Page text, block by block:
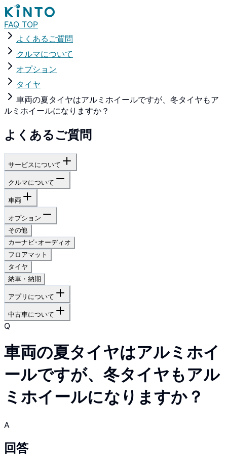
FAQ TOP
よくあるご質問
クルマについて
オプション
タイヤ
車両の夏タイヤはアルミホイールですが、冬タイヤもア
ルミホイールになりますか？
よくあるご質問
サービスについて
クルマについて
車両
オプション
その他
カーナビ･オーディオ
フロアマット
タイヤ
納車・納期
アプリについて
中古車について
Q
車両の夏タイヤはアルミホイ
ールですが、冬タイヤもアル
ミホイールになりますか？
A
回答